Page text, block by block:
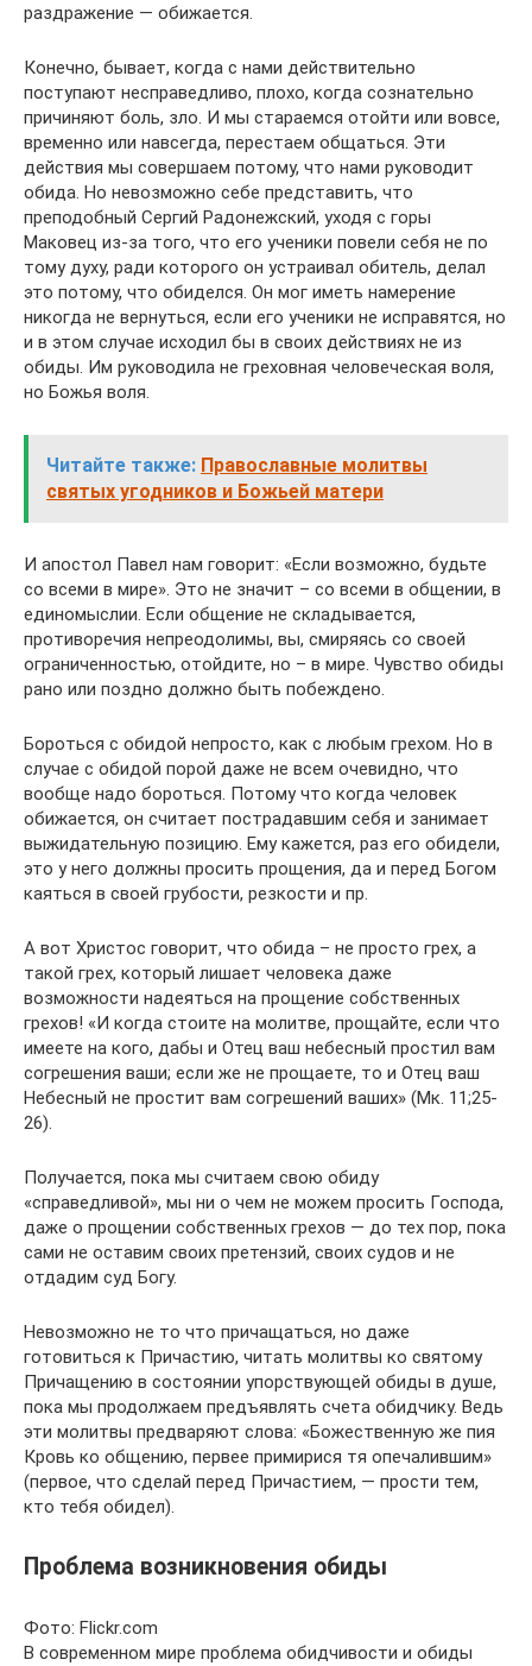
раздражение — обижается.
Конечно, бывает, когда с нами действительно
поступают несправедливо, плохо, когда сознательно
причиняют боль, зло. И мы стараемся отойти или вовсе,
временно или навсегда, перестаем общаться. Эти
действия мы совершаем потому, что нами руководит
обида. Но невозможно себе представить, что
преподобный Сергий Радонежский, уходя с горы
Маковец из-за того, что его ученики повели себя не по
тому духу, ради которого он устраивал обитель, делал
это потому, что обиделся. Он мог иметь намерение
никогда не вернуться, если его ученики не исправятся, но
и в этом случае исходил бы в своих действиях не из
обиды. Им руководила не греховная человеческая воля,
но Божья воля.
Читайте также: Православные молитвы
святых угодников и Божьей матери
И апостол Павел нам говорит: «Если возможно, будьте
со всеми в мире». Это не значит – со всеми в общении, в
единомыслии. Если общение не складывается,
противоречия непреодолимы, вы, смиряясь со своей
ограниченностью, отойдите, но – в мире. Чувство обиды
рано или поздно должно быть побеждено.
Бороться с обидой непросто, как с любым грехом. Но в
случае с обидой порой даже не всем очевидно, что
вообще надо бороться. Потому что когда человек
обижается, он считает пострадавшим себя и занимает
выжидательную позицию. Ему кажется, раз его обидели,
это у него должны просить прощения, да и перед Богом
каяться в своей грубости, резкости и пр.
А вот Христос говорит, что обида – не просто грех, а
такой грех, который лишает человека даже
возможности надеяться на прощение собственных
грехов! «И когда стоите на молитве, прощайте, если что
имеете на кого, дабы и Отец ваш небесный простил вам
согрешения ваши; если же не прощаете, то и Отец ваш
Небесный не простит вам согрешений ваших» (Мк. 11;25-
26).
Получается, пока мы считаем свою обиду
«справедливой», мы ни о чем не можем просить Господа,
даже о прощении собственных грехов — до тех пор, пока
сами не оставим своих претензий, своих судов и не
отдадим суд Богу.
Невозможно не то что причащаться, но даже
готовиться к Причастию, читать молитвы ко святому
Причащению в состоянии упорствующей обиды в душе,
пока мы продолжаем предъявлять счета обидчику. Ведь
эти молитвы предваряют слова: «Божественную же пия
Кровь ко общению, первее примирися тя опечалившим»
(первое, что сделай перед Причастием, — прости тем,
кто тебя обидел).
Проблема возникновения обиды
Фото: Flickr.com
В современном мире проблема обидчивости и обиды